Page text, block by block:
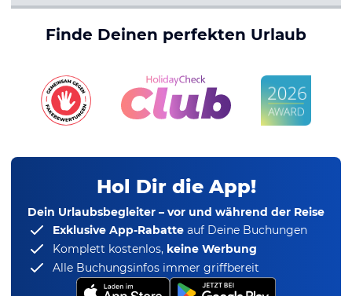
Finde Deinen perfekten Urlaub
Hol Dir die App!
Dein Urlaubsbegleiter – vor und während der Reise
Exklusive App-Rabatte auf Deine Buchungen
Komplett kostenlos, keine Werbung
Alle Buchungsinfos immer griffbereit